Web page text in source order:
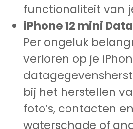
functionaliteit van
iPhone 12 mini
Per ongeluk
verloren op je
bij het herstellen
foto’s, contacten
waterschade of